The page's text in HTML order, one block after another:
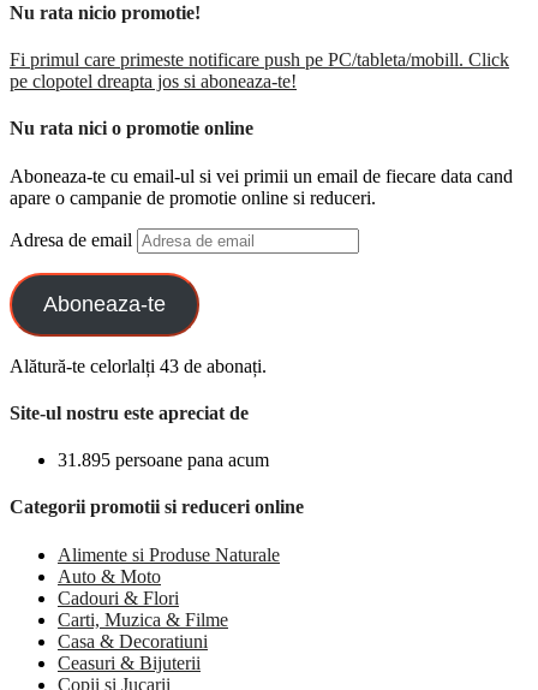
Nu rata nicio promotie!
Fi primul care primeste notificare push pe PC/tableta/mobill. Click
pe clopotel dreapta jos si aboneaza-te!
Nu rata nici o promotie online
Aboneaza-te cu email-ul si vei primii un email de fiecare data cand
apare o campanie de promotie online si reduceri.
Adresa de email
Aboneaza-te
Alătură-te celorlalți 43 de abonați.
Site-ul nostru este apreciat de
31.895 persoane pana acum
Categorii promotii si reduceri online
Alimente si Produse Naturale
Auto & Moto
Cadouri & Flori
Carti, Muzica & Filme
Casa & Decoratiuni
Ceasuri & Bijuterii
Copii si Jucarii